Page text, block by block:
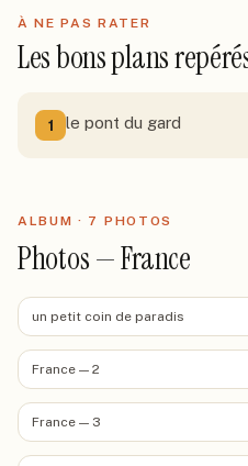
À NE PAS RATER
Les bons plans
1 le pont du gard
ALBUM · 7 PHOTOS
Photos — France
un petit coin de paradis
France — 2
France — 3